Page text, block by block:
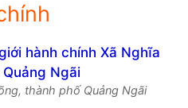
thành phố Quảng Ngãi